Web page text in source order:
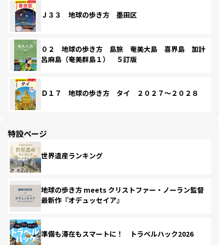
Ｊ３３ 地球の歩き方 墨田区
０２ 地球の歩き方 島旅 奄美大島 喜界島 加計
呂麻島（奄美群島１） ５訂版
Ｄ１７ 地球の歩き方 タイ ２０２７～２０２８
特設ページ
世界遺産ランキング
地球の歩き方 meets クリストファー・ノーラン監督
最新作『オデュッセイア』
準備も滞在もスマートに！ トラベルハック2026